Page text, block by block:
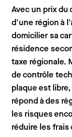
Avec un prix
d'une région à
domicilier sa
résidence
taxe régionale.
de contrôle
plaque est
répond à des
les risques
réduire les frais